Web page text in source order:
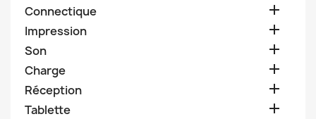
Connectique 
Impression 
Son 
Charge 
Réception 
Tablette 